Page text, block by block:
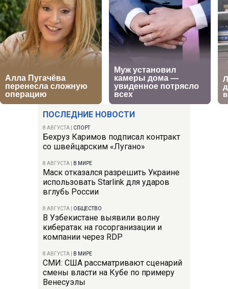
ПОСЛЕДНИЕ НОВОСТИ
8 АВГУСТА СПОРТ
Бехруз Каримов подписал контракт
со швейцарским «Лугано»
8 АВГУСТА В МИРЕ
Маск отказался разрешить Украине
использовать Starlink для ударов
вглубь России
8 АВГУСТА ОБЩЕСТВО
В Узбекистане выявили волну
кибератак на госорганизации и
компании через RDP
8 АВГУСТА В МИРЕ
СМИ: США рассматривают сценарий
смены власти на Кубе по примеру
Венесуэлы